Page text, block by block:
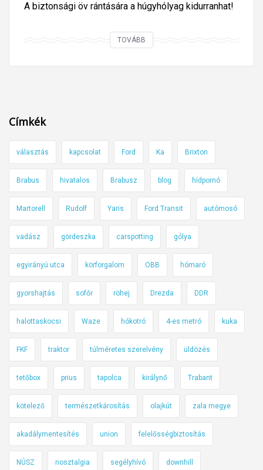
A biztonsági öv rántására a húgyhólyag kidurranhat!
TOVÁBB
s
e
l
?
A
t
ó
b
a
n
i
t
i
l
o
s
Címkék
választás kapcsolat Ford Ka Brixton
Brabus hivatalos Brabusz blog hídpornó
Martorell Rudolf Yaris Ford Transit autómosó
vadász gördeszka carspotting gólya
egyirányú utca körforgalom OBB hómaró
gyorshajtás sofőr röhej Drezda DDR
halottaskocsi Waze hókotró 4-es metró kuka
FKF traktor túlméretes szerelvény üldözés
tetőbox prius tapolca királynő Trabant
kötelező természetkárosítás olajkút zala megye
akadálymentesítés union felelősségbiztosítás
NÚSZ nosztalgia segélyhívó downhill